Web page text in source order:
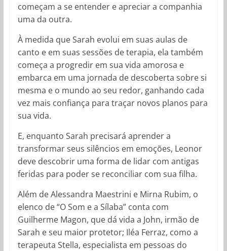
começam a se entender e apreciar a companhia
uma da outra.
À medida que Sarah evolui em suas aulas de
canto e em suas sessões de terapia, ela também
começa a progredir em sua vida amorosa e
embarca em uma jornada de descoberta sobre si
mesma e o mundo ao seu redor, ganhando cada
vez mais confiança para traçar novos planos para
sua vida.
E, enquanto Sarah precisará aprender a
transformar seus silêncios em emoções, Leonor
deve descobrir uma forma de lidar com antigas
feridas para poder se reconciliar com sua filha.
Além de Alessandra Maestrini e Mirna Rubim, o
elenco de “O Som e a Sílaba” conta com
Guilherme Magon, que dá vida a John, irmão de
Sarah e seu maior protetor; Iléa Ferraz, como a
terapeuta Stella, especialista em pessoas do